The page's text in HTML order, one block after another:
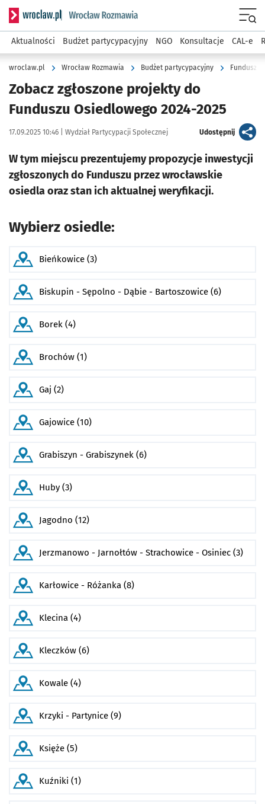
Serwis informacyjny wroclaw.pl podserwis: Rozmawia
Aktualności Budżet partycypacyjny NGO Konsultacje CAL-e
wroclaw.pl Wrocław Rozmawia Budżet partycypacyjny Fundusz
Zobacz zgłoszone projekty do
Funduszu Osiedlowego 2024-2025
Data publikacji:
17.09.2025 10:46 | Autor:
Wydział Partycypacji Społecznej Udostępnijartykuł
W tym miejscu prezentujemy propozycje inwestycji
zgłoszonych do Funduszu przez wrocławskie
osiedla oraz stan ich aktualnej weryfikacji.
Wybierz osiedle:
Bieńkowice (3)
Biskupin - Sępolno - Dąbie - Bartoszowice (6)
Borek (4)
Brochów (1)
Gaj (2)
Gajowice (10)
Grabiszyn - Grabiszynek (6)
Huby (3)
Jagodno (12)
Jerzmanowo - Jarnołtów - Strachowice - Osiniec (3)
Karłowice - Różanka (8)
Klecina (4)
Kleczków (6)
Kowale (4)
Krzyki - Partynice (9)
Księże (5)
Kuźniki (1)